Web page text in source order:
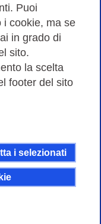
Puoi
i cookie, ma se
in grado di
sito.
la scelta
footer del sito
i selezionati
00185 Roma | Tel.
| Codice
|
tranne dove
della licenza